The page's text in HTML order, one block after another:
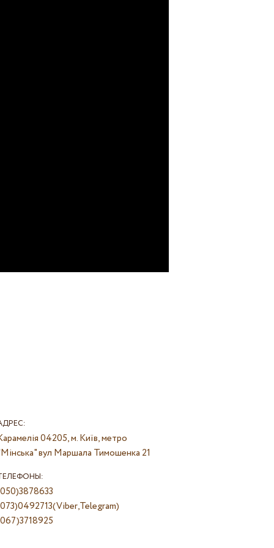
04205, м. Київ, метро
вул Маршала Тимошенка 21